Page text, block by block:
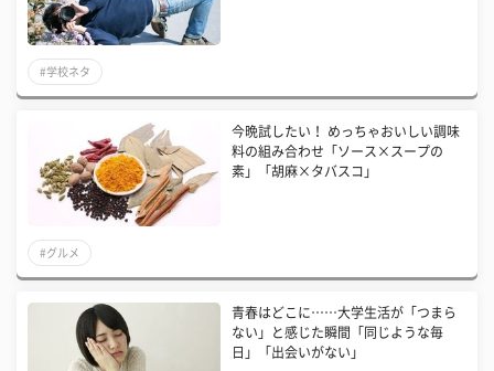
#学校ネタ
今晩試したい！ めっちゃおいしい調味
料の組み合わせ「ソース×スープの
素」「胡麻×タバスコ」
#グルメ
青春はどこに……大学生活が「つまら
ない」と感じた瞬間「同じような毎
日」「出会いがない」